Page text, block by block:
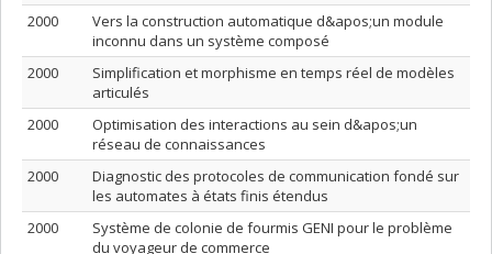
2000
Vers la construction automatique d&apos;un module
inconnu dans un système composé
2000
Simplification et morphisme en temps réel de modèles
articulés
2000
Optimisation des interactions au sein d&apos;un
réseau de connaissances
2000
Diagnostic des protocoles de communication fondé sur
les automates à états finis étendus
2000
Système de colonie de fourmis GENI pour le problème
du voyageur de commerce